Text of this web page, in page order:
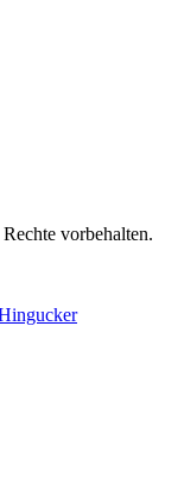
vorbehalten.